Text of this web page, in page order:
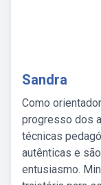
Sandra
Como
progresso dos
técnicas
autênticas e
entusiasmo.